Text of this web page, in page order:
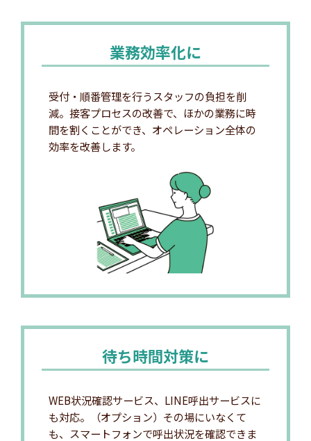
業務効率化に
受付・順番管理を行うスタッフの負担を削
減。接客プロセスの改善で、ほかの業務に時
間を割くことができ、オペレーション全体の
効率を改善します。
待ち時間対策に
WEB状況確認サービス、LINE呼出サービスに
も対応。（オプション）その場にいなくて
も、スマートフォンで呼出状況を確認できま